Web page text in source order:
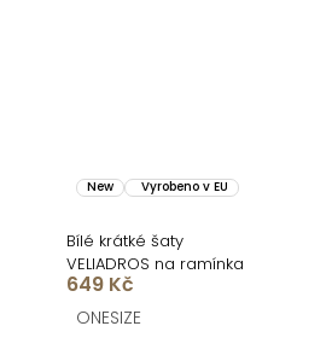
New Vyrobeno v EU
Bílé krátké šaty
VELIADROS na ramínka
649 Kč
ONESIZE